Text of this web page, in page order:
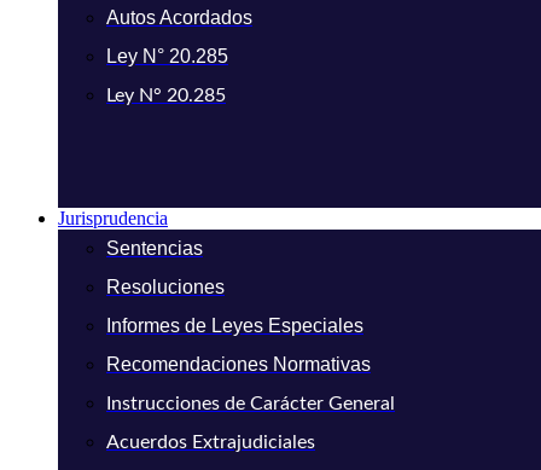
Autos Acordados
Ley N° 20.285
Ley N° 20.285
Jurisprudencia
Sentencias
Resoluciones
Informes de Leyes Especiales
Recomendaciones Normativas
Instrucciones de Carácter General
Acuerdos Extrajudiciales